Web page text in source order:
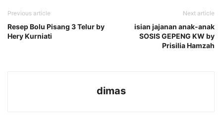
Previous article
Resep Bolu Pisang 3 Telur by
Hery Kurniati
Next article
isian jajanan anak-anak
SOSIS GEPENG KW by
Prisilia Hamzah
dimas